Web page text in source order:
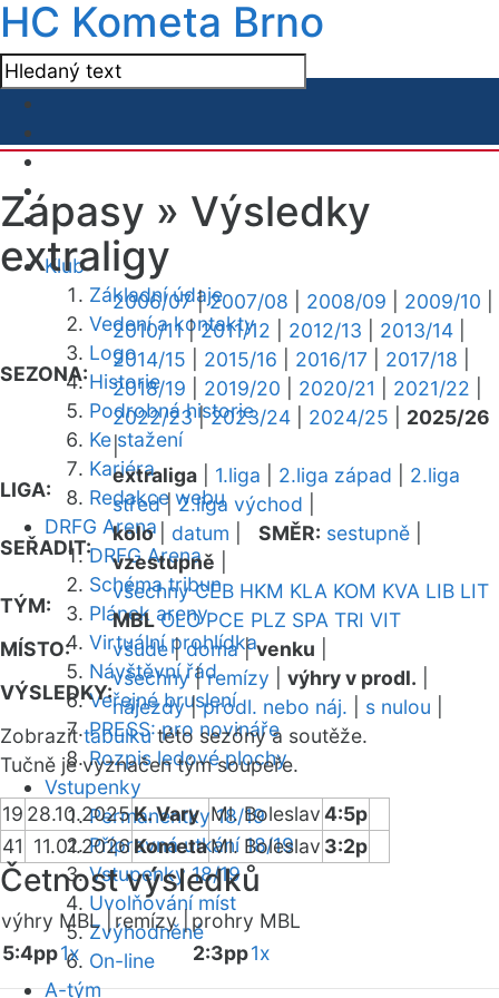
HC Kometa Brno
Klub
Základní údaje
Vedení a kontakty
Logo
Historie
Podrobná historie
Ke stažení
Kariéra
Redakce webu
DRFG Arena
DRFG Arena
Schéma tribun
Plánek areny
Virtuální prohlídka
Návštěvní řád
Veřejné bruslení
PRESS: pro novináře
Rozpis ledové plochy
Vstupenky
Permanentky 18/19
Přípravná utkání 18/19
Vstupenky 18/19
Uvolňování míst
Zvýhodněné
On-line
A-tým
Zápasy » Výsledky
extraligy
SEZONA:
2006/07|2007/08 2008/09 2009/10
2010/11|2011/12 2012/13 2013/14
2014/15
2015/16 2016/17 2017/18
2018/19
2019/20 2020/21 2021/22
2022/23|2023/24 2024/25
2025/26
|
LIGA:
extraliga 1.liga 2.liga západ
2.liga
střed|2.liga východ
SEŘADIT:
kolo| datum SMĚR: sestupně
vzestupně
TÝM:
všechny CEB HKM KLA KOM KVA LIB LIT
MBL OLO PCE PLZ SPA TRI VIT
MÍSTO:
všude|doma|venku
VÝSLEDKY:
všechny|remízy výhry v prodl.
nájezdy|prodl. nebo náj. s nulou
Zobrazittabulkutéto sezóny a soutěže.
Tučně je vyznačen tým soupeře.
19 28.10.2025K. Vary Ml. Boleslav4:5p
41 11.01.2026KometaMl. Boleslav 3:2p
Četnost výsledků
výhry MBL | remízy | prohry MBL
5:4pp1x 2:3pp1x